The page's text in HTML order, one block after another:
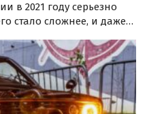
в 2021 году серьезно
стало сложнее, и даже
техосмотре.